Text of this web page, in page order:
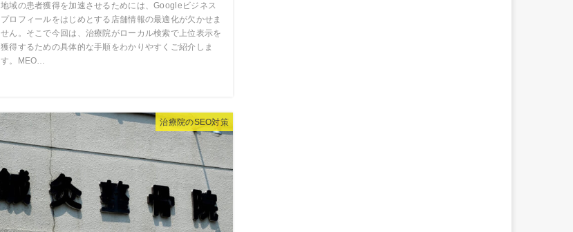
地域の患者獲得を加速させるためには、Googleビジネス
プロフィールをはじめとする店舗情報の最適化が欠かせま
せん。そこで今回は、治療院がローカル検索で上位表示を
獲得するための具体的な手順をわかりやすくご紹介しま
す。MEO…
治療院のSEO対策